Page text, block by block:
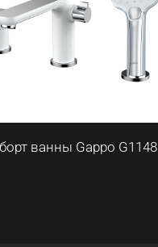
ванны Gappo G1148